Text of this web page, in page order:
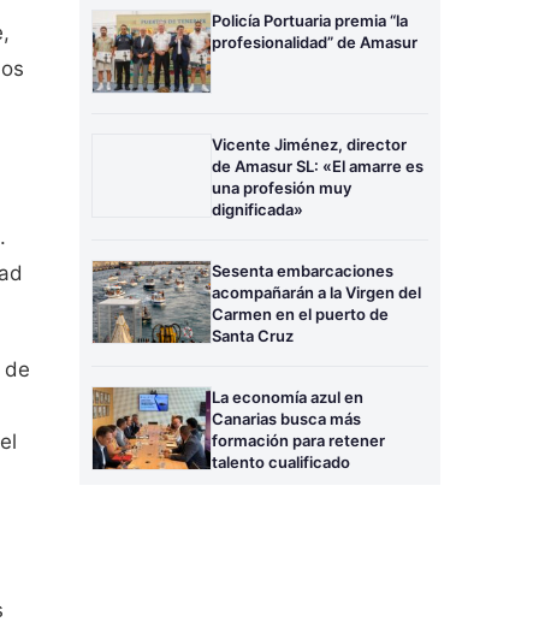
Policía Portuaria premia “la
profesionalidad” de Amasur
Vicente Jiménez, director
de Amasur SL: «El amarre es
una profesión muy
dignificada»
Sesenta embarcaciones
acompañarán a la Virgen del
Carmen en el puerto de
Santa Cruz
La economía azul en
Canarias busca más
formación para retener
talento cualificado